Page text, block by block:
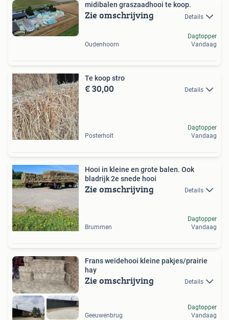
midibalen graszaadhooi te koop.
Zie omschrijving Details
Oudenhoorn
Dagtopper
Vandaag
Te koop stro
€ 30,00 Details
Posterholt
Dagtopper
Vandaag
Hooi in kleine en grote balen. Ook
bladrijk 2e snede hooi
Zie omschrijving Details
Brummen
Dagtopper
Vandaag
Frans weidehooi kleine pakjes/prairie
hay
Zie omschrijving Details
Geeuwenbrug
Dagtopper
Vandaag